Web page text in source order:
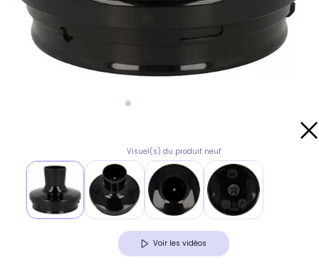
Visuel(s) du produit neuf
Voir les vidéos